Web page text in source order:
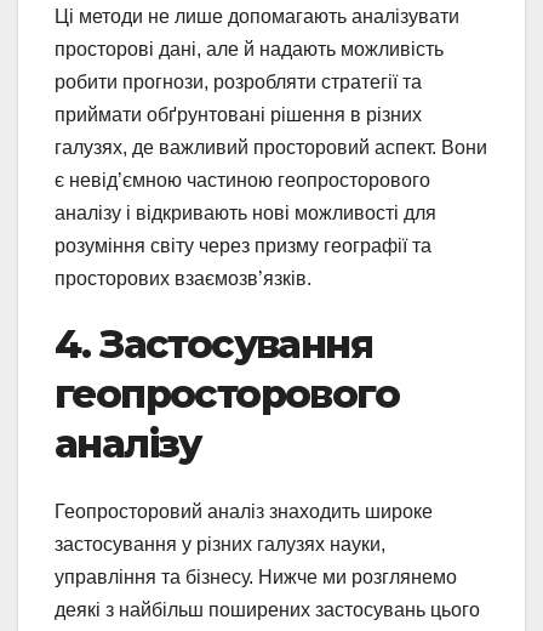
Ці методи не лише допомагають аналізувати
просторові дані, але й надають можливість
робити прогнози, розробляти стратегії та
приймати обґрунтовані рішення в різних
галузях, де важливий просторовий аспект. Вони
є невід’ємною частиною геопросторового
аналізу і відкривають нові можливості для
розуміння світу через призму географії та
просторових взаємозв’язків.
4. Застосування
геопросторового
аналізу
Геопросторовий аналіз знаходить широке
застосування у різних галузях науки,
управління та бізнесу. Нижче ми розглянемо
деякі з найбільш поширених застосувань цього